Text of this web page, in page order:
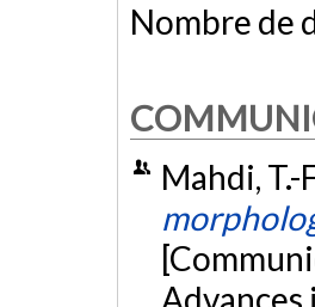
Nombre de
Mahdi, T.-